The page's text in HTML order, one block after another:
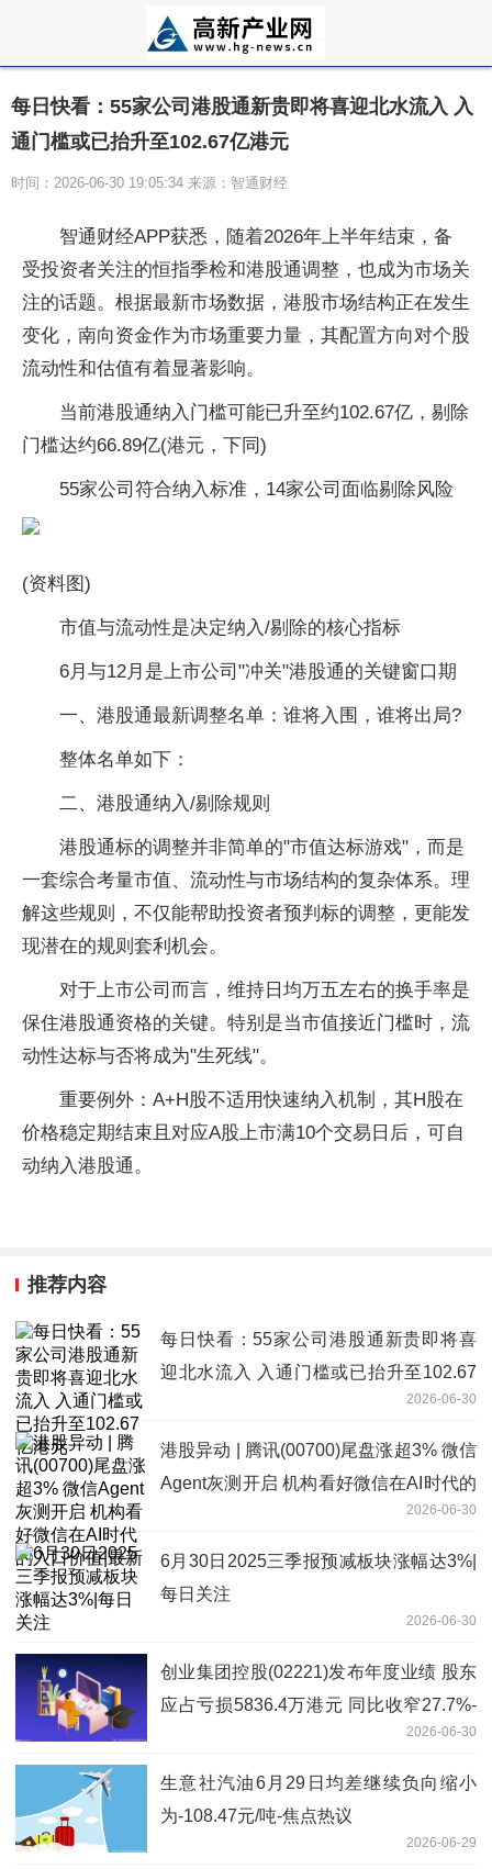
每日快看：55家公司港股通新贵即将喜迎北水流入 入
通门槛或已抬升至102.67亿港元
时间：2026-06-30 19:05:34 来源：智通财经
智通财经APP获悉，随着2026年上半年结束，备
受投资者关注的恒指季检和港股通调整，也成为市场关
注的话题。根据最新市场数据，港股市场结构正在发生
变化，南向资金作为市场重要力量，其配置方向对个股
流动性和估值有着显著影响。
当前港股通纳入门槛可能已升至约102.67亿，剔除
门槛达约66.89亿(港元，下同)
55家公司符合纳入标准，14家公司面临剔除风险
(资料图)
市值与流动性是决定纳入/剔除的核心指标
6月与12月是上市公司"冲关"港股通的关键窗口期
一、港股通最新调整名单：谁将入围，谁将出局?
整体名单如下：
二、港股通纳入/剔除规则
港股通标的调整并非简单的"市值达标游戏"，而是
一套综合考量市值、流动性与市场结构的复杂体系。理
解这些规则，不仅能帮助投资者预判标的调整，更能发
现潜在的规则套利机会。
对于上市公司而言，维持日均万五左右的换手率是
保住港股通资格的关键。特别是当市值接近门槛时，流
动性达标与否将成为"生死线"。
重要例外：A+H股不适用快速纳入机制，其H股在
价格稳定期结束且对应A股上市满10个交易日后，可自
动纳入港股通。
推荐内容
每日快看：55家公司港股通新贵即将喜
迎北水流入 入通门槛或已抬升至102.67
2026-06-30
港股异动 | 腾讯(00700)尾盘涨超3% 微信
Agent灰测开启 机构看好微信在AI时代的
2026-06-30
6月30日2025三季报预减板块涨幅达3%|
每日关注
2026-06-30
创业集团控股(02221)发布年度业绩 股东
应占亏损5836.4万港元 同比收窄27.7%-
2026-06-30
生意社汽油6月29日均差继续负向缩小
为-108.47元/吨-焦点热议
2026-06-29